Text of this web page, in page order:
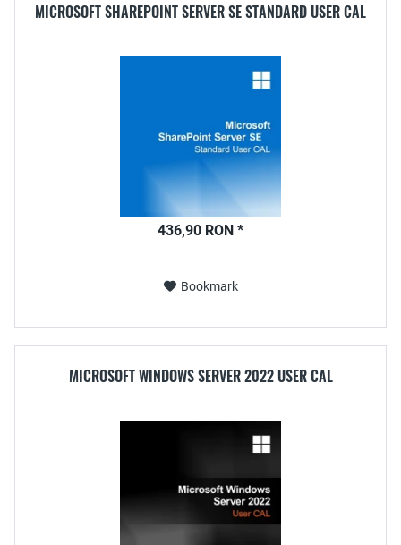
MICROSOFT SHAREPOINT SERVER SE STANDARD USER CAL
436,90 RON *
Bookmark
MICROSOFT WINDOWS SERVER 2022 USER CAL